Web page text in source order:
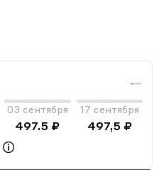
03 сентября
497.5 ₽
17 сентября
497,5 ₽